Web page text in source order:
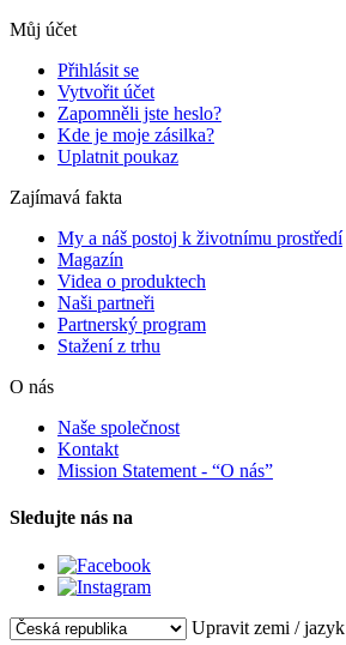
Můj účet
Přihlásit se
Vytvořit účet
Zapomněli jste heslo?
Kde je moje zásilka?
Uplatnit poukaz
Zajímavá fakta
My a náš postoj k životnímu prostředí
Magazín
Videa o produktech
Naši partneři
Partnerský program
Stažení z trhu
O nás
Naše společnost
Kontakt
Mission Statement - “O nás”
Sledujte nás na
Upravit zemi / jazyk